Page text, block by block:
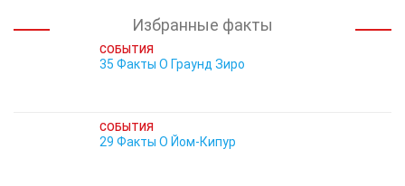
Избранные факты
СОБЫТИЯ
35 Факты О Граунд Зиро
СОБЫТИЯ
29 Факты О Йом-Кипур